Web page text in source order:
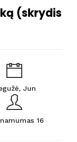
(skrydis
Jun
16